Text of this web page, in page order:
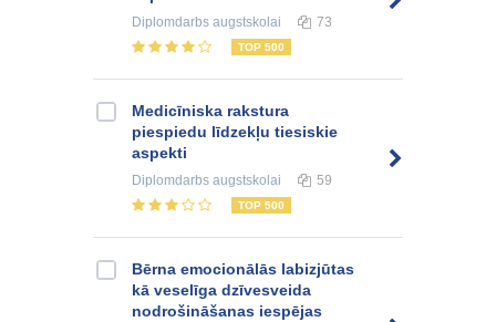
Diplomdarbs augstskolai 73
TOP 500
Medicīniska rakstura
piespiedu līdzekļu tiesiskie
aspekti
Diplomdarbs augstskolai 59
TOP 500
Bērna emocionālās labizjūtas
kā veselīga dzīvesveida
nodrošināšanas iespējas